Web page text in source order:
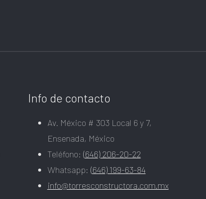
Info de contacto
Av. México # 303 Local 6 y 7,
Ensenada, México
Teléfono: (646) 206-20-22
Whatsapp: (646) 199-63-84
info@torresconstructora.com.mx